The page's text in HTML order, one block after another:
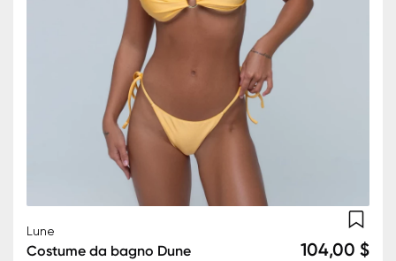
Lune
Costume da bagno Dune 104,00 $